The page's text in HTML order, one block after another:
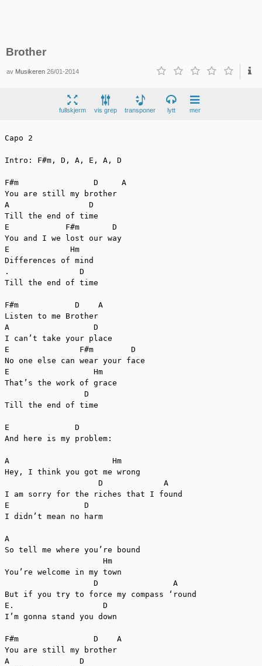
Brother
av Musikeren 26/01-2014
fullskjerm vis grep transponer lytt mer
Capo 2
Intro: F#m, D, A, E, A, D
F#m                D     A
You are still my brother
A                 D
Till the end of time
E            F#m       D
You and I we lost our way
E             Hm
Differences of mind
.               D
Till the end of time
F#m            D    A
Listen to me Brother
A                  D
I can’t take your place
E               F#m        D
No one else can wear your face
E                  Hm
That’s the work of grace
                 D
Till the end of time
E              D
And here is my problem:
A                      Hm
Hey, I think you got me wrong
                    D             A
I am sorry for the riches that I found
E                D
I didn’t mean no harm
A
So tell me where you’re bound
                     Hm
You’re welcome in my town
                   D                A
But if you try to force my compass ‘round
E.                   D
I’m gonna stand you down
F#m                D    A
You are still my brother
A               D